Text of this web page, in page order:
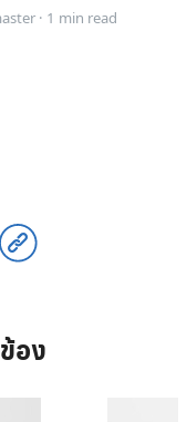
·
อง